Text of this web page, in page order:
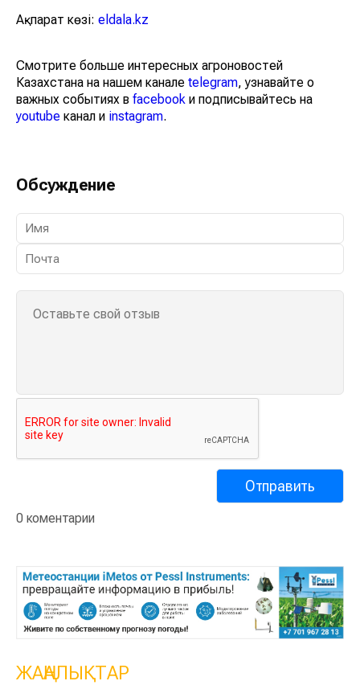
Ақпарат көзі: eldala.kz
Смотрите больше интересных агроновостей
Казахстана на нашем канале telegram, узнавайте о
важных событиях в facebook и подписывайтесь на
youtube канал и instagram.
Обсуждение
0 коментарии
ЖАҢАЛЫҚТАР